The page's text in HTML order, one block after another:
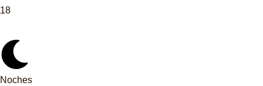
18
Noches